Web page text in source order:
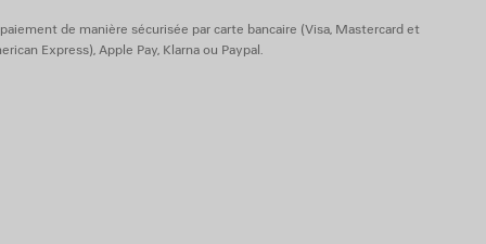
de manière sécurisée par carte bancaire (Visa, Mastercard et
Express), Apple Pay, Klarna ou Paypal.